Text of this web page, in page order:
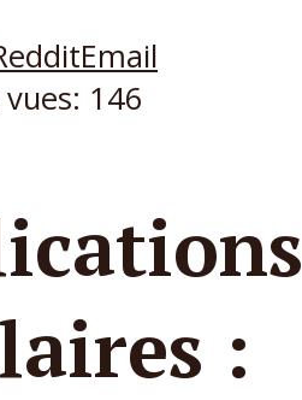
Email
146
: